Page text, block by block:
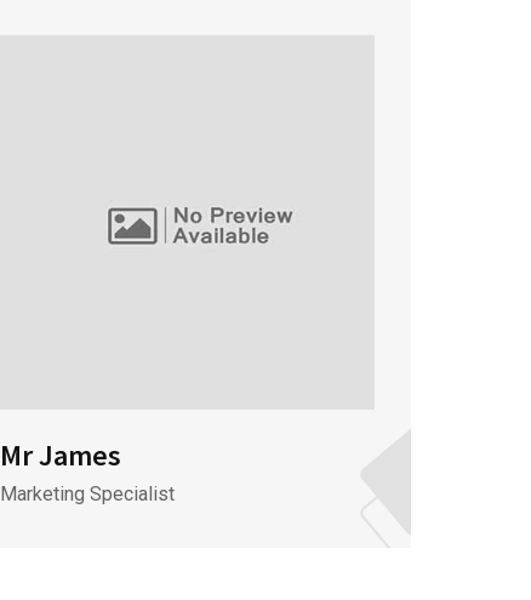
Mr James
Marketing Specialist